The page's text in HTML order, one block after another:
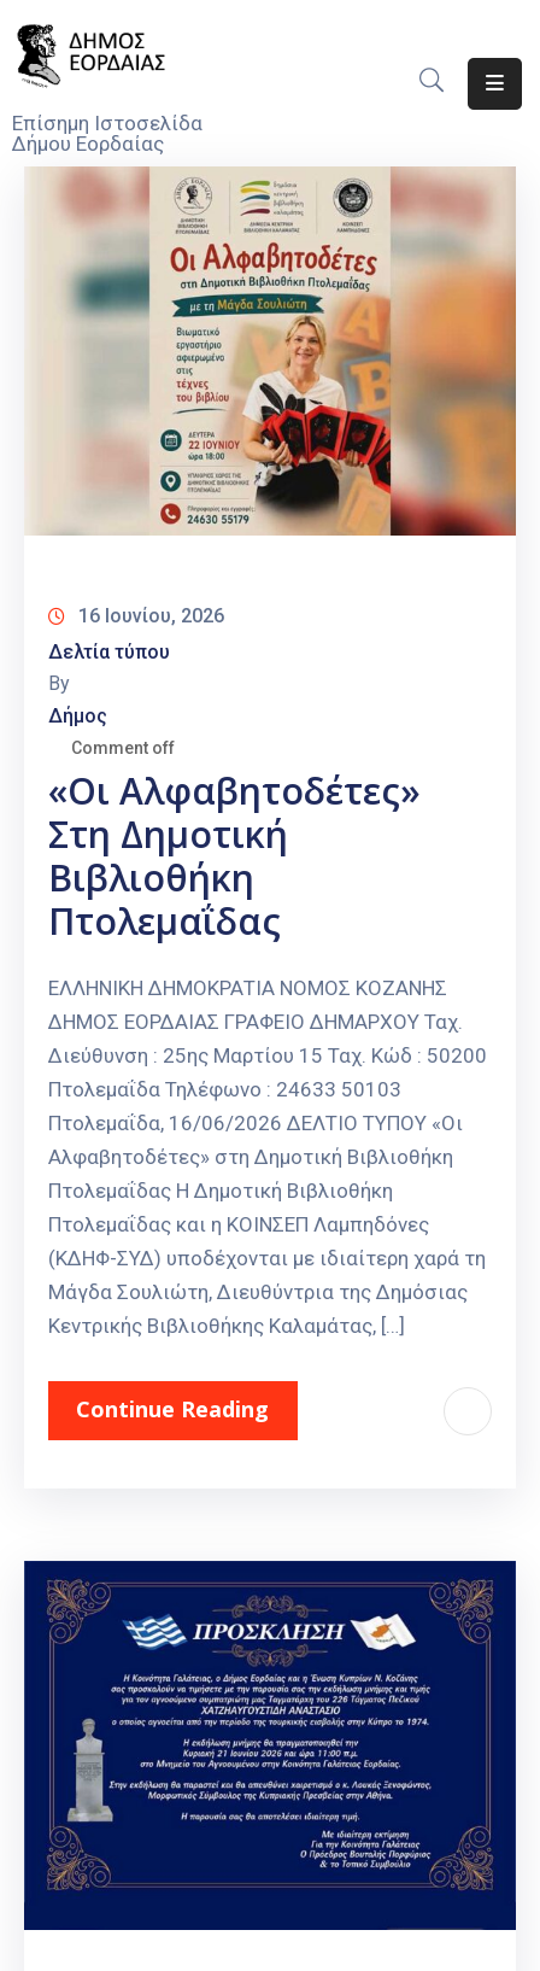
Επίσημη Ιστοσελίδα
Δήμου Εορδαίας
Ο
Υπηρεσίες
Προσκλήσεις
16 Ιουνίου, 2026
Δελτία τύπου
By
Δήμος
Comment off
«Οι Αλφαβητοδέτες»
Στη Δημοτική
Βιβλιοθήκη
Πτολεμαΐδας
ΕΛΛΗΝΙΚΗ ΔΗΜΟΚΡΑΤΙΑ ΝΟΜΟΣ ΚΟΖΑΝΗΣ
ΔΗΜΟΣ ΕΟΡΔΑΙΑΣ ΓΡΑΦΕΙΟ ΔΗΜΑΡΧΟΥ Ταχ.
Διεύθυνση : 25ης Μαρτίου 15 Ταχ. Κώδ : 50200
Πτολεμαΐδα Τηλέφωνο : 24633 50103
Πτολεμαΐδα, 16/06/2026 ΔΕΛΤΙΟ ΤΥΠΟΥ «Οι
Αλφαβητοδέτες» στη Δημοτική Βιβλιοθήκη
Πτολεμαΐδας Η Δημοτική Βιβλιοθήκη
Πτολεμαΐδας και η ΚΟΙΝΣΕΠ Λαμπηδόνες
(ΚΔΗΦ-ΣΥΔ) υποδέχονται με ιδιαίτερη χαρά τη
Μάγδα Σουλιώτη, Διευθύντρια της Δημόσιας
Κεντρικής Βιβλιοθήκης Καλαμάτας, […]
Continue Reading